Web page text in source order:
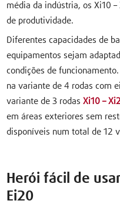
média da indústria, os Xi10
de produtividade.
Diferentes capacidades de
equipamentos sejam
condições de
na variante de 4 rodas com
variante de 3 rodasXi10 –
em áreas exteriores sem
disponíveis num total de 12
Herói fácil de
Ei20